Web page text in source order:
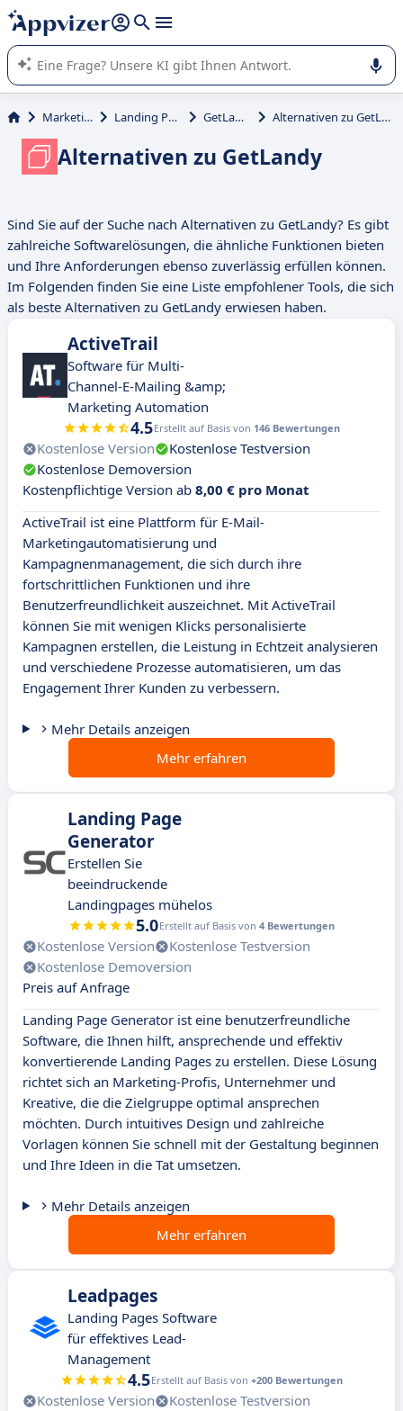
beantworten (mehrere Zeilen mit
Die KI von Appvizer führt Sie bei der Nutzung oder Auswahl
von SaaS-Software in Unternehmen.
Marketing Landing Page GetLandy Alternativen zu GetLandy
Alternativen zu GetLandy
Sind Sie auf der Suche nach Alternativen zu GetLandy? Es gibt
zahlreiche Softwarelösungen, die ähnliche Funktionen bieten
und Ihre Anforderungen ebenso zuverlässig erfüllen können.
Im Folgenden finden Sie eine Liste empfohlener Tools, die sich
als beste Alternativen zu GetLandy erwiesen haben.
ActiveTrail
Software für Multi-
Channel-E-Mailing &amp;
Marketing Automation
4.5Erstellt auf Basis von 146 Bewertungen
Kostenlose Version
Kostenlose Testversion
Kostenlose Demoversion
Kostenpflichtige Version ab 8,00 € pro Monat
ActiveTrail ist eine Plattform für E-Mail-
Marketingautomatisierung und
Kampagnenmanagement, die sich durch ihre
fortschrittlichen Funktionen und ihre
Benutzerfreundlichkeit auszeichnet. Mit ActiveTrail
können Sie mit wenigen Klicks personalisierte
Kampagnen erstellen, die Leistung in Echtzeit analysieren
und verschiedene Prozesse automatisieren, um das
Engagement Ihrer Kunden zu verbessern.
Mehr Details anzeigen
Mehr erfahren
Landing Page
Generator
Erstellen Sie
beeindruckende
Landingpages mühelos
5.0Erstellt auf Basis von 4 Bewertungen
Kostenlose Version
Kostenlose Testversion
Kostenlose Demoversion
Preis auf Anfrage
Landing Page Generator ist eine benutzerfreundliche
Software, die Ihnen hilft, ansprechende und effektiv
konvertierende Landing Pages zu erstellen. Diese Lösung
richtet sich an Marketing-Profis, Unternehmer und
Kreative, die die Zielgruppe optimal ansprechen
möchten. Durch intuitives Design und zahlreiche
Vorlagen können Sie schnell mit der Gestaltung beginnen
und Ihre Ideen in die Tat umsetzen.
Mehr Details anzeigen
Mehr erfahren
Leadpages
Landing Pages Software
für effektives Lead-
Management
4.5Erstellt auf Basis von +200 Bewertungen
Kostenlose Version
Kostenlose Testversion